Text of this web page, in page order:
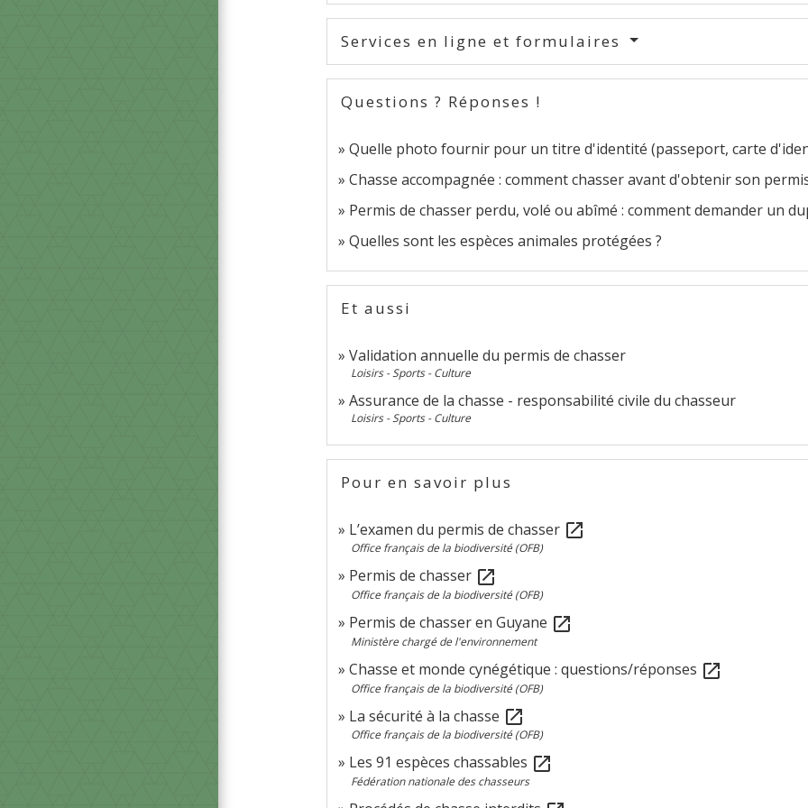
Services en ligne et formulaires
Questions ? Réponses !
Quelle photo fournir pour un titre d'identité (passeport, carte
Chasse accompagnée : comment chasser avant d'obtenir son
Permis de chasser perdu, volé ou abîmé : comment demander un
Quelles sont les espèces animales protégées ?
Et aussi
Validation annuelle du permis de chasser
Loisirs - Sports - Culture
Assurance de la chasse - responsabilité civile du chasseur
Loisirs - Sports - Culture
Pour en savoir plus
L’examen du permis de chasser open_in_new
Office français de la biodiversité (OFB)
Permis de chasser open_in_new
Office français de la biodiversité (OFB)
Permis de chasser en Guyane open_in_new
Ministère chargé de l'environnement
Chasse et monde cynégétique : questions/réponses open_in_new
Office français de la biodiversité (OFB)
La sécurité à la chasse open_in_new
Office français de la biodiversité (OFB)
Les 91 espèces chassables open_in_new
Fédération nationale des chasseurs